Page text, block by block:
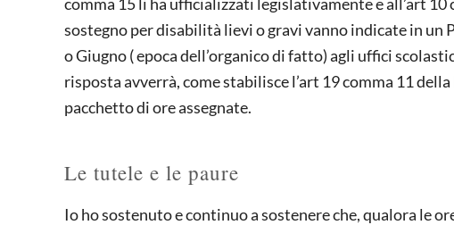
sostegno per disabilità lievi o gravi vanno indicate in un
o Giugno ( epoca dell’organico di fatto) agli uffici
risposta avverrà, come stabilisce l’art 19 comma 11
pacchetto di ore assegnate.
Le tutele e le paure
Io ho sostenuto e continuo a sostenere che, qualora le